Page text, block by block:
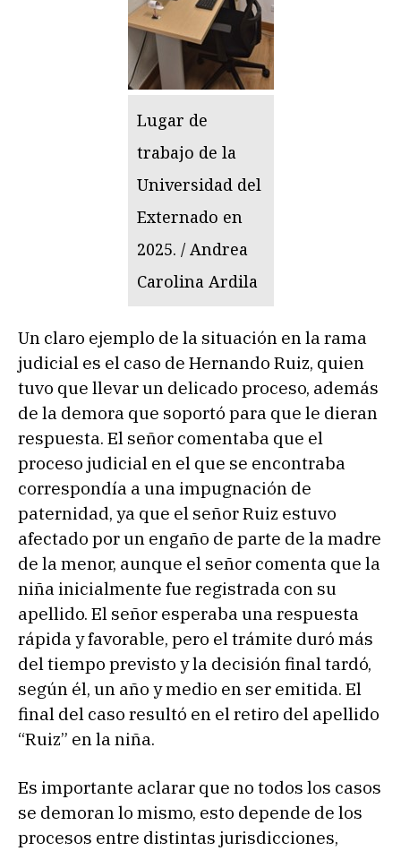
Lugar de
trabajo de la
Universidad del
Externado en
2025. / Andrea
Carolina Ardila
Un claro ejemplo de la situación en la rama
judicial es el caso de Hernando Ruiz, quien
tuvo que llevar un delicado proceso, además
de la demora que soportó para que le dieran
respuesta. El señor comentaba que el
proceso judicial en el que se encontraba
correspondía a una impugnación de
paternidad, ya que el señor Ruiz estuvo
afectado por un engaño de parte de la madre
de la menor, aunque el señor comenta que la
niña inicialmente fue registrada con su
apellido. El señor esperaba una respuesta
rápida y favorable, pero el trámite duró más
del tiempo previsto y la decisión final tardó,
según él, un año y medio en ser emitida. El
final del caso resultó en el retiro del apellido
“Ruiz” en la niña.
Es importante aclarar que no todos los casos
se demoran lo mismo, esto depende de los
procesos entre distintas jurisdicciones,